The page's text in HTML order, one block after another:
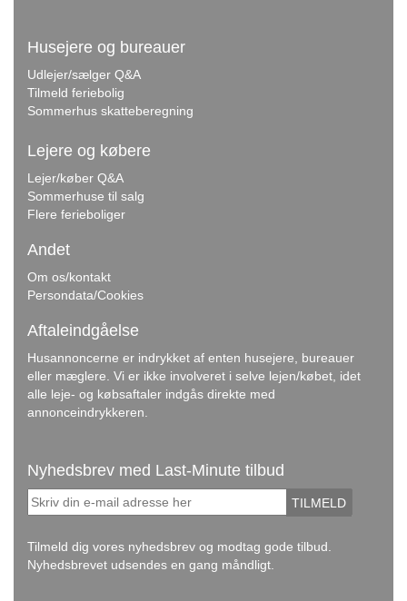
Husejere og bureauer
Udlejer/sælger Q&A
Tilmeld feriebolig
Sommerhus skatteberegning
Lejere og købere
Lejer/køber Q&A
Sommerhuse til salg
Flere ferieboliger
Andet
Om os/kontakt
Persondata/Cookies
Aftaleindgåelse
Husannoncerne er indrykket af enten husejere, bureauer
eller mæglere. Vi er ikke involveret i selve lejen/købet, idet
alle leje- og købsaftaler indgås direkte med
annonceindrykkeren.
Nyhedsbrev med Last-Minute tilbud
TILMELD
Tilmeld dig vores nyhedsbrev og modtag gode tilbud.
Nyhedsbrevet udsendes en gang måndligt.